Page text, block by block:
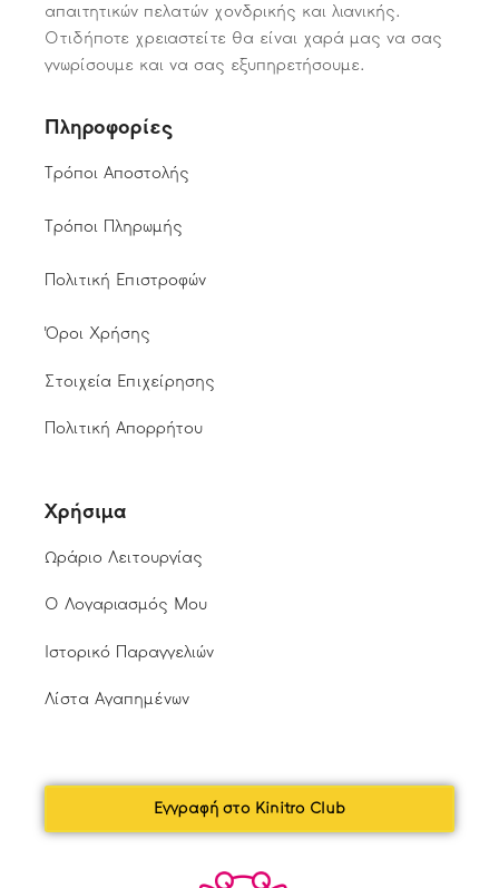
απαιτητικών πελατών χονδρικής και λιανικής.
Οτιδήποτε χρειαστείτε θα είναι χαρά μας να σας
γνωρίσουμε και να σας εξυπηρετήσουμε.
Πληροφορίες
Τρόποι Αποστολής
Τρόποι Πληρωμής
Πολιτική Επιστροφών
Όροι Χρήσης
Στοιχεία Επιχείρησης
Πολιτική Απορρήτου
Χρήσιμα
Ωράριο Λειτουργίας
Ο Λογαριασμός Μου
Ιστορικό Παραγγελιών
Λίστα Αγαπημένων
Εγγραφή στο Kinitro Club